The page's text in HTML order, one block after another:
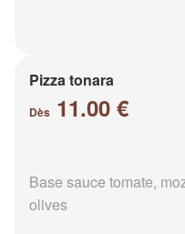
Pizza tonara
Dès 11.00 €
Base sauce tomate,
olives